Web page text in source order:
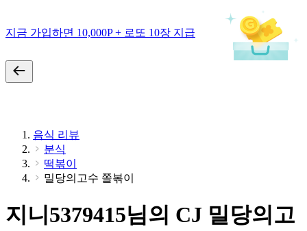
지금 가입하면 10,000P + 로또 10장 지급
음식 리뷰
분식
떡볶이
밀당의고수 쫄볶이
지니5379415님의 CJ 밀당의고